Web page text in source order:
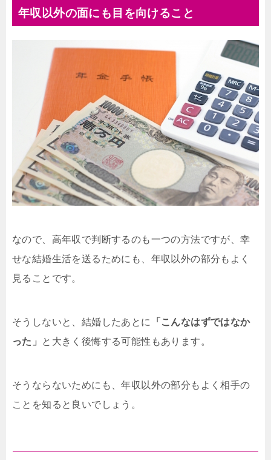
年収以外の面にも目を向けること
なので、高年収で判断するのも一つの方法ですが、幸
せな結婚生活を送るためにも、年収以外の部分もよく
見ることです。
そうしないと、結婚したあとに
「こんなはずではなか
った」
と大きく後悔する可能性もあります。
そうならないためにも、年収以外の部分もよく相手の
ことを知ると良いでしょう。